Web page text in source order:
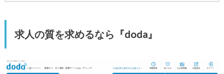
求人の質を求めるなら『doda』